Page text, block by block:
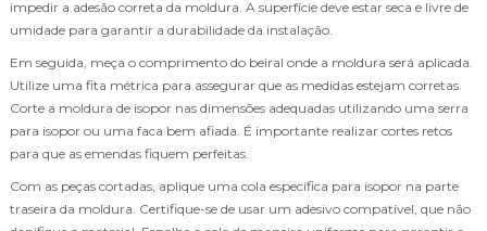
impedir a adesão correta da moldura. A superfície deve estar seca e livre de
umidade para garantir a durabilidade da instalação.
Em seguida, meça o comprimento do beiral onde a moldura será aplicada.
Utilize uma fita métrica para assegurar que as medidas estejam corretas.
Corte a moldura de isopor nas dimensões adequadas utilizando uma serra
para isopor ou uma faca bem afiada. É importante realizar cortes retos
para que as emendas fiquem perfeitas.
Com as peças cortadas, aplique uma cola específica para isopor na parte
traseira da moldura. Certifique-se de usar um adesivo compatível, que não